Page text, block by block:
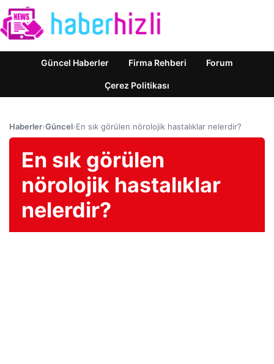
Güncel Haberler Firma Rehberi Forum
Çerez Politikası
Haberler›Güncel›En sık görülen nörolojik hastalıklar nelerdir?
En sık görülen
nörolojik hastalıklar
nelerdir?